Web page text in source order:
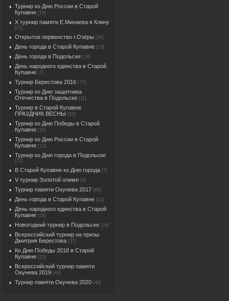
Турнир ко Дню России в Старой
Купавне
[10]
X турнир памяти Е.Минаева в Клину
[22]
Открытое первенство г.Озёры [16]
День города в Старой Купавне [13]
День города в Подольске [18]
День народного единства в Старой
Купавне
[7]
Турнир Берестова 2016 [77]
Турнир ко Дню защитника
Отечества в Подольске
[11]
Турнир в Старой Купавне
ПРАЗДНИК ВЕСНЫ
[20]
Турнир ко Дню Победы в Старой
Купавне
[16]
Турнир ко Дню России в Старой
Купавне
[12]
Турнир ко Дню города в Подольске
[21]
В Старой Купавне ко Дню города [7]
V турнир Золотой олимп [8]
Турнир памяти Окунева 2017 [89]
День города в Старой Купавне [10]
День народного единства в Старой
Купавне [24]
Новогодний турнир в Подольске [16]
Всероссийский турнир на призы
Дмитрия Берестова [37]
Ко Дню Победы 2018 в Старой
Купавне [20]
Всероссийский турнир памяти
Окунева 2019 [46]
Турнир памяти Окунева 2020 [46]